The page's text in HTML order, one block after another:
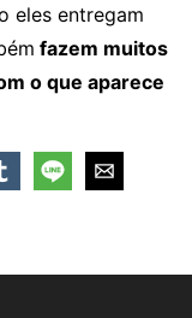
eles entregam
fazem muitos
o que aparece